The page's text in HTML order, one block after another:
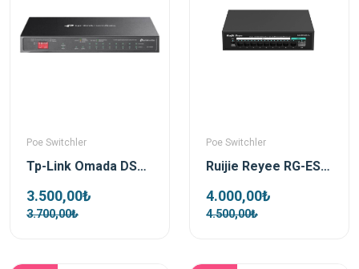
Poe Switchler
Tp-Link Omada DS110GMP 10 Port 1xSFP 123W Gigabit Yönetilemez Poe Switch
3.500,00₺
3.700,00₺
Poe Switchler
Ruijie Reyee RG-ES110GS-P-L 10 Port 1xSfp 1xRj45 Uplink Yönetilemez Gigabit PoE Switch
4.000,00₺
4.500,00₺